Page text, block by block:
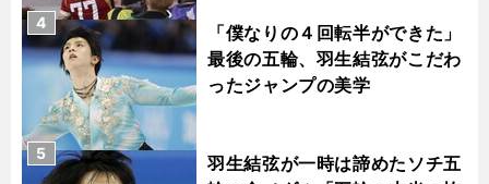
「僕なりの４回転半ができた」
最後の五輪、羽生結弦がこだわ
ったジャンプの美学
4
羽生結弦が一時は諦めたソチ五
5